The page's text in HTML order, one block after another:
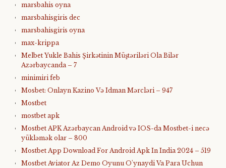
marsbahis oyna
marsbahisgiris dec
marsbahisgiris oyna
max-krippa
Melbet Yukle Bahis Şirkətinin Müştəriləri Ola Bilər
Azərbaycanda – 7
minimiri feb
Mosbet: Onlayn Kazino Və Idman Mərcləri – 947
Mostbet
mostbet apk
Mostbet APK Azərbaycan Android və IOS-da Mostbet-i necə
yükləmək olar – 800
Mostbet App Download For Android Apk In India 2024 – 519
Mostbet Aviator Az Demo Oyunu O'ynaydi Va Para Uchun